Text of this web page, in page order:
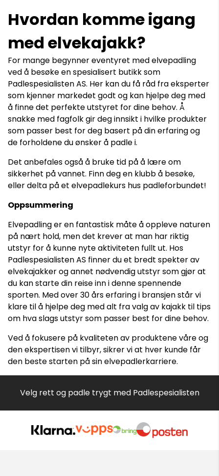
Hvordan komme igang
med elvekajakk?
For mange begynner eventyret med elvepadling
ved å besøke en spesialisert butikk som
Padlespesialisten AS. Her kan du få råd fra eksperter
som kjenner markedet godt og kan hjelpe deg med
å finne det perfekte utstyret for dine behov. Å
snakke med fagfolk gir deg innsikt i hvilke produkter
som passer best for deg basert på din erfaring og
de forholdene du ønsker å padle i.
Det anbefales også å bruke tid på å lære om
sikkerhet på vannet. Finn deg en klubb å besøke,
eller delta på et elvepadlekurs hus padleforbundet!
Oppsummering
Elvepadling er en fantastisk måte å oppleve naturen
på nært hold, men det krever at man har riktig
utstyr for å kunne nyte aktiviteten fullt ut. Hos
Padlespesialisten AS finner du et bredt spekter av
elvekajakker og annet nødvendig utstyr som gjør at
du kan starte din reise inn i denne spennende
sporten. Med over 30 års erfaring i bransjen står vi
klare til å hjelpe deg med alt fra valg av kajakk til tips
om hva slags utstyr som passer best for dine behov.
Ved å fokusere på kvaliteten av produktene våre og
den ekspertisen vi tilbyr, sikrer vi at hver kunde får
den beste starten på sin elvepadlerkarriere.
Velg rett og padle trygt med Padlespesialisten